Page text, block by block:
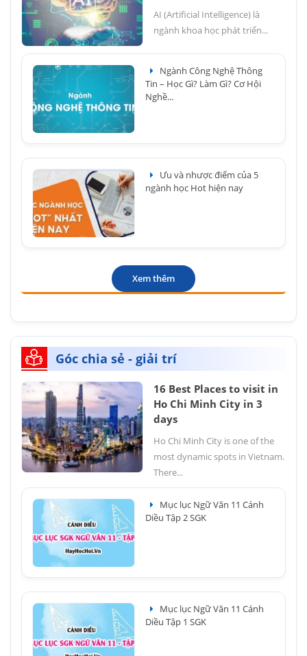
AI (Artificial Intelligence) là
ngành khoa học phát triển...
Ngành Công Nghệ Thông
Tin – Học Gì? Làm Gì? Cơ Hội
Nghề...
Ưu và nhược điểm của 5
ngành học Hot hiện nay
Xem thêm
Góc chia sẻ - giải trí
16 Best Places to visit in
Ho Chi Minh City in 3
days
Ho Chi Minh City is one of the
most dynamic spots in Vietnam.
There...
Mục lục Ngữ Văn 11 Cánh
Diều Tập 2 SGK
Mục lục Ngữ Văn 11 Cánh
Diều Tập 1 SGK